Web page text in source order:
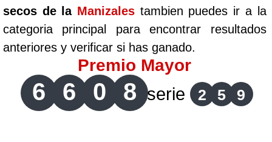
secos de la Manizales tambien puedes ir a la
categoria principal para encontrar resultados
anteriores y verificar si has ganado.
Premio Mayor
6 6 0 8 serie 2 5 9